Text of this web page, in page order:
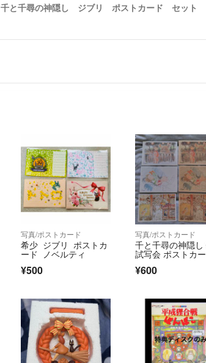
千と千尋の神隠し ジブリ ポストカード セット
写真/ポストカード
希少 ジブリ ポストカ
ード ノベルティ
¥500
写真/ポストカード
千と千尋の神隠し
試写会 ポストカ
¥600